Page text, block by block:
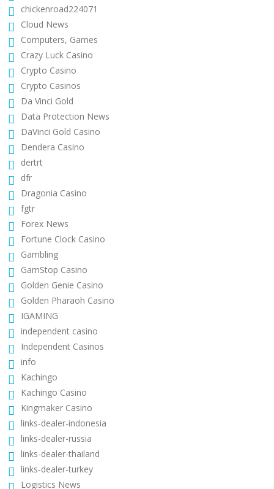
chickenroad224071
Cloud News
Computers, Games
Crazy Luck Casino
Crypto Casino
Crypto Casinos
Da Vinci Gold
Data Protection News
DaVinci Gold Casino
Dendera Casino
dertrt
dfr
Dragonia Casino
fgtr
Forex News
Fortune Clock Casino
Gambling
GamStop Casino
Golden Genie Casino
Golden Pharaoh Casino
IGAMING
independent casino
Independent Casinos
info
Kachingo
Kachingo Casino
Kingmaker Casino
links-dealer-indonesia
links-dealer-russia
links-dealer-thailand
links-dealer-turkey
Logistics News